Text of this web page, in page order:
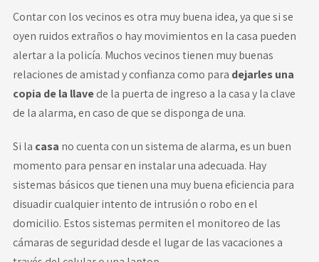
Contar con los vecinos es otra muy buena idea, ya que si se
oyen ruidos extraños o hay movimientos en la casa pueden
alertar a la policía. Muchos vecinos tienen muy buenas
relaciones de amistad y confianza como para dejarles una
copia de la llavede la puerta de ingreso a la casa y la clave
de la alarma, en caso de que se disponga de una.
Si la casa no cuenta con un sistema de alarma, es un buen
momento para pensar en instalar una adecuada. Hay
sistemas básicos que tienen una muy buena eficiencia para
disuadir cualquier intento de intrusión o robo en el
domicilio. Estos sistemas permiten el monitoreo de las
cámaras de seguridad desde el lugar de las vacaciones a